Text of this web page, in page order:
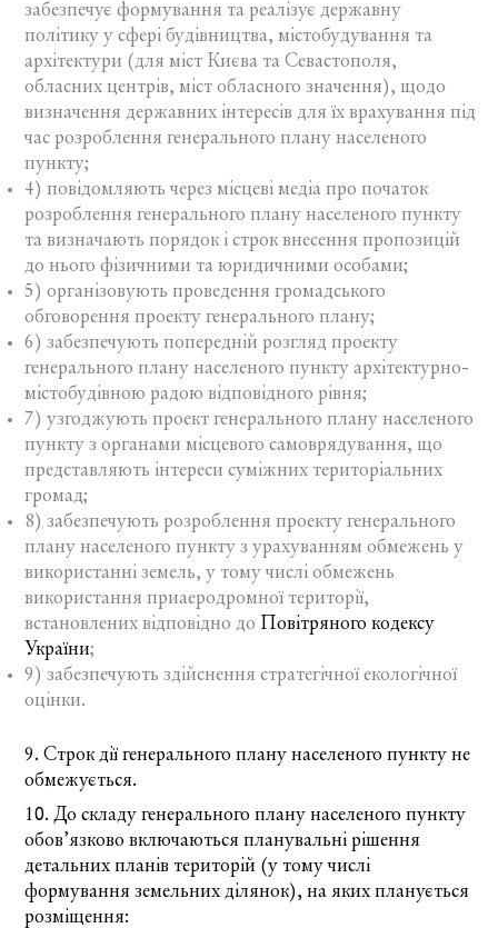
забезпечує формування та реалізує державну
політику у сфері будівництва, містобудування та
архітектури (для міст Києва та Севастополя,
обласних центрів, міст обласного значення), щодо
визначення державних інтересів для їх врахування під
час розроблення генерального плану населеного
пункту;
4) повідомляють через місцеві медіа про початок
розроблення генерального плану населеного пункту
та визначають порядок і строк внесення пропозицій
до нього фізичними та юридичними особами;
5) організовують проведення громадського
обговорення проекту генерального плану;
6) забезпечують попередній розгляд проекту
генерального плану населеного пункту архітектурно-
містобудівною радою відповідного рівня;
7) узгоджують проект генерального плану населеного
пункту з органами місцевого самоврядування, що
представляють інтереси суміжних територіальних
громад;
8) забезпечують розроблення проекту генерального
плану населеного пункту з урахуванням обмежень у
використанні земель, у тому числі обмежень
використання приаеродромної території,
встановлених відповідно до Повітряного кодексу
України;
9) забезпечують здійснення стратегічної екологічної
оцінки.
9. Строк дії генерального плану населеного пункту не
обмежується.
10. До складу генерального плану населеного пункту
обов’язково включаються планувальні рішення
детальних планів територій (у тому числі
формування земельних ділянок), на яких планується
розміщення: